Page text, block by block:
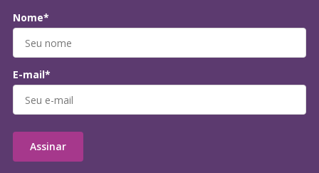
Nome*
E-mail*
Assinar